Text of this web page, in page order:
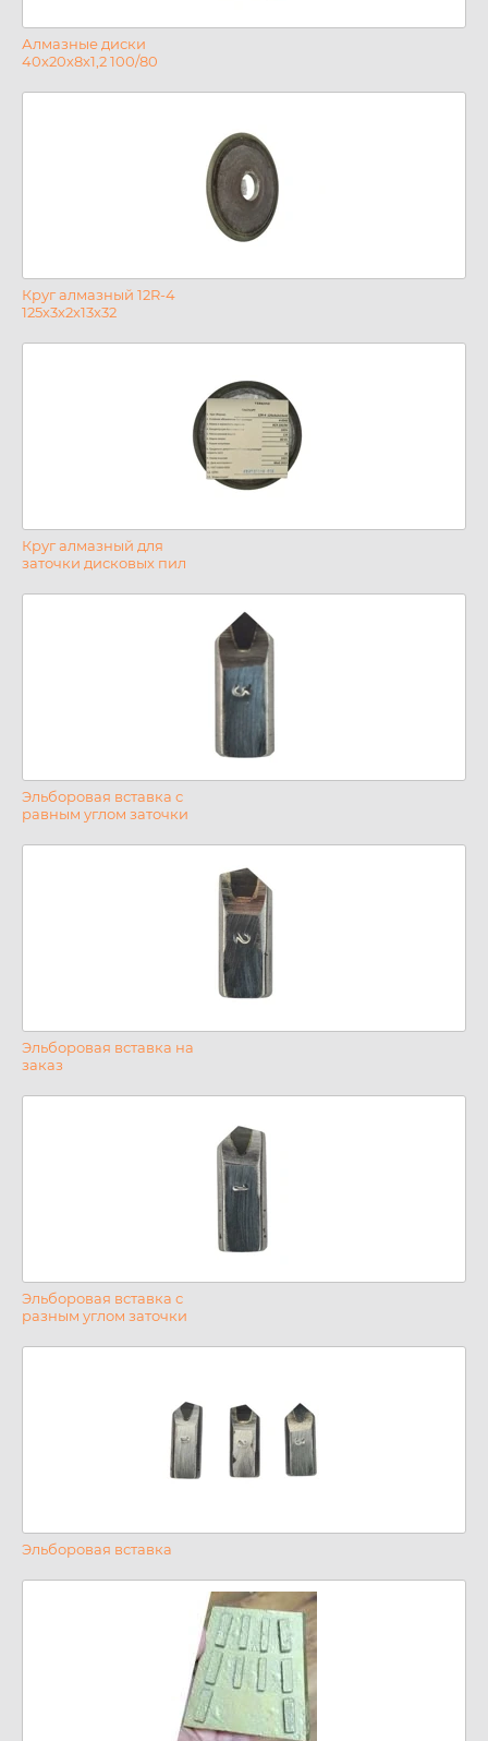
Алмазные диски
40х20х8х1,2 100/80
Круг алмазный 12R-4
125х3х2х13х32
Круг алмазный для
заточки дисковых пил
Эльборовая вставка с
равным углом заточки
Эльборовая вставка на
заказ
Эльборовая вставка с
разным углом заточки
Эльборовая вставка